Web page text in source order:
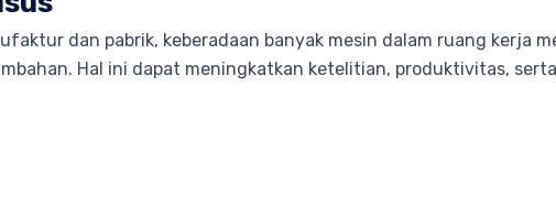
dan pabrik, keberadaan banyak mesin dalam ruang kerja
Hal ini dapat meningkatkan ketelitian, produktivitas,